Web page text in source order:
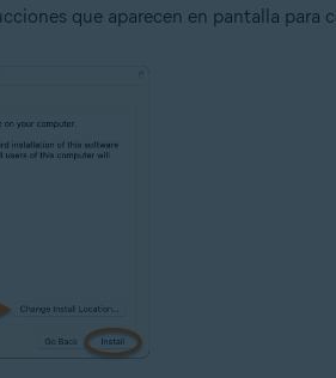
que aparecen en pantalla para